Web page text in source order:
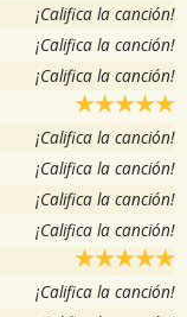
¡Califica la canción!
¡Califica la canción!
¡Califica la canción!
¡Califica la canción!
¡Califica la canción!
¡Califica la canción!
¡Califica la canción!
¡Califica la canción!